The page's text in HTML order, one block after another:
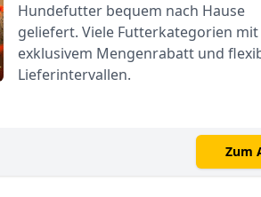
Hundefutter bequem nach Hause
geliefert. Viele Futterkategorien mit
exklusivem Mengenrabatt und
Lieferintervallen.
Zum